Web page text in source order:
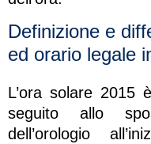
Definizione e
ed orario legale
L’ora solare 2015
seguito allo
dell’orologio